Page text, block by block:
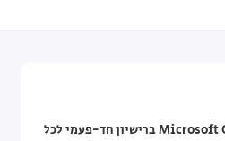
תוכנת Microsoft Office Home 2024 ברישיון חד-פעמי לכל